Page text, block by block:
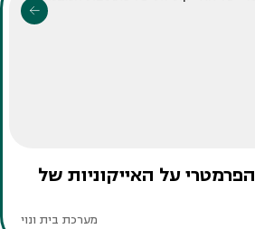
על האייקוניות של
מערכת בית ונוי